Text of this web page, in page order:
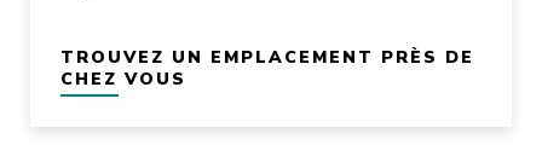
TROUVEZ UN EMPLACEMENT PRÈS DE
CHEZ VOUS